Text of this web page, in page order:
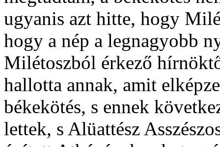
ugyanis azt hitte, hogy
hogy a nép a legnagyobb
Milétoszból érkező
hallotta annak, amit
békekötés, s ennek
lettek, s Alüattész